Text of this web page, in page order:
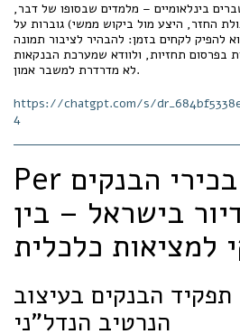
ה-80 ועד משברים בינלאומיים – מלמדים שבסופו של דבר,
החזר, היצע מול ביקוש ממשי) גוברות על
להפיק לקחים בזמן: להבהיר לציבור תמונה
בפרסום תחזיות, ולוודא שמערכת הבנקאות
לא מדרדרת למשבר אמון.
https://chatgpt.com/s/
4
Per התבטאויות בכירי הבנקים
בישראל – בין
למציאות כלכלית
הבנקים בעיצוב
הנרטיב הנדל"ני